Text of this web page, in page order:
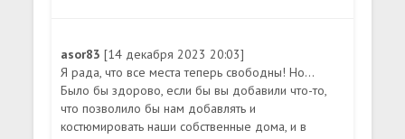
asor83[14 декабря 2023 20:03]
Я рада, что все места теперь свободны! Но...
Было бы здорово, если бы вы добавили что-то,
что позволило бы нам добавлять и
костюмировать наши собственные дома, и в